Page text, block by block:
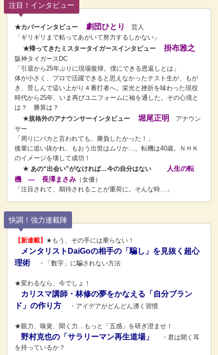
注目！インタビュー
★カバーインタビュー 劇団ひとり
芸人
「ギリギリまで粘ってあがいて努力するしかない」
★帰ってきたミスタータイガースインタビュー 掛布雅之
阪神タイガースDC
「引退から25年ぶりに現場復帰。僕にできる恩返しとは」
体が小さく、プロで活躍できると思えなかったテスト生が、もが
き、苦しんで這い上がり４番打者へ。栄光と挫折を味わった現役
時代から25年、いま再びユニフォームに袖を通した。その心境と
は？ 勝算は？
★規格外のアナウンサーインタビュー 堀尾正明
アナウン
サー
「周りにバカと言われても、勝負したかった！」
後輩に追い抜かれ、もおう出世はムリか…。転機は40歳。ＮＨＫ
のイメージを壊して成功！
★ あの“出会い”がなければ…今の自分はない
人生の転
機 ― 長澤まさみ （女優）
「注目されて、期待されることが重荷に。そんな時…」
快調！強力連載陣
【新連載】 ★もう、その手には乗らない！
メンタリストDaiGoの相手の「騙し」を見抜く超心
理術
・「数字」に騙されない方法
★変わるなら、今でしょ！
カリスマ講師・林修の夢をかなえる「自分ブラン
ド」の作り方
・アイデアがどんどん湧く習慣
★眼力、嗅覚、聞く力…もっと「五感」を研ぎ澄ませ！
野村克也の「サラリーマン再生道場」
・君は聞く耳
を持っているか？